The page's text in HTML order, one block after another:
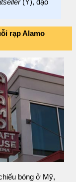
(Ý), đạo
rạp Alamo
bóng ở Mỹ,